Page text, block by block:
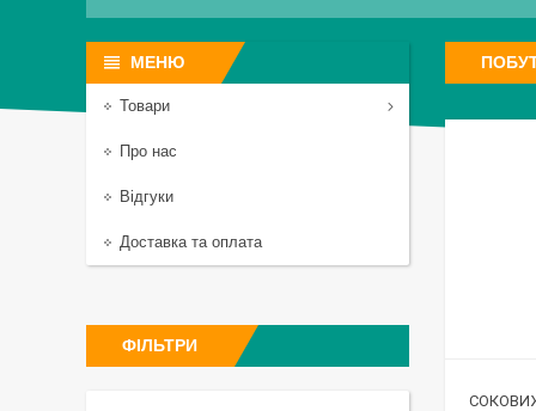
Товари
Про нас
Відгуки
Доставка та оплата
ФІЛЬТРИ